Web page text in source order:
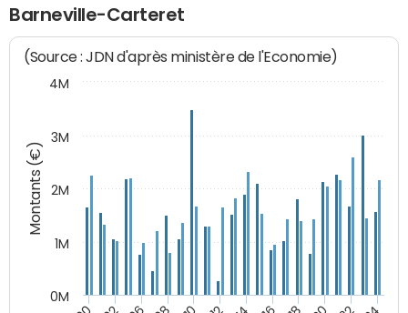
Barneville-Carteret
Montants (€)
(Source : JDN d'après ministère de l'Economie)
0M
1M
2M
3M
4M